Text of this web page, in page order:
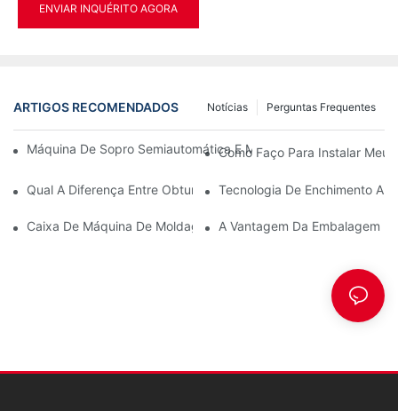
ENVIAR INQUÉRITO AGORA
ARTIGOS RECOMENDADOS Perguntas Frequentes
Notícias
Máquina De Sopro Semiautomática E Máquina De Sopro
Como Faço Para Instalar Meu
Qual A Diferença Entre Obturação Asséptica, Obturação
Tecnologia De Enchimento A
Caixa De Máquina De Moldagem Por SoproA Vantagem Da Embalagem